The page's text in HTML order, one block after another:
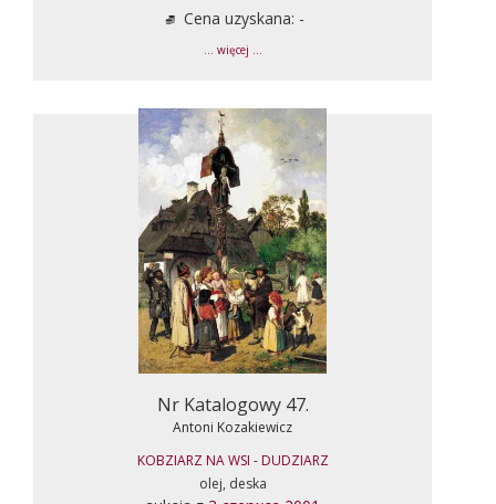
Cena uzyskana: -
... więcej ...
Nr Katalogowy 47.
Antoni Kozakiewicz
KOBZIARZ NA WSI - DUDZIARZ
olej, deska